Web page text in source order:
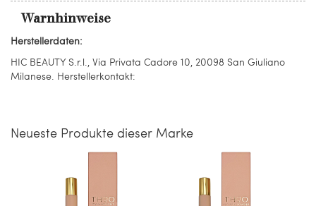
Warnhinweise
Herstellerdaten:
HIC BEAUTY S.r.l., Via Privata Cadore 10, 20098 San Giuliano
Milanese. Herstellerkontakt:
Neueste Produkte dieser Marke